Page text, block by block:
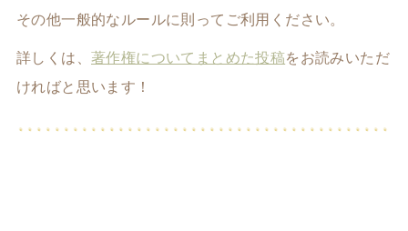
その他一般的なルールに則ってご利用ください。
詳しくは、 著作権についてまとめた投稿をお読みいただ
ければと思います！